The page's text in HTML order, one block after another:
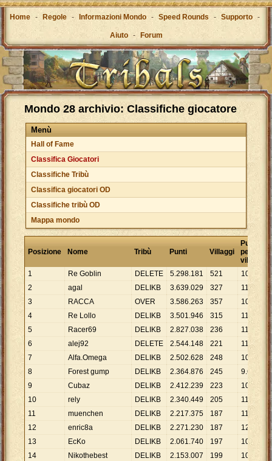
Home - Regole - Informazioni Mondo - Speed Rounds - Supporto -
Aiuto - Forum
Mondo 28 archivio: Classifiche giocatore
Menù
Hall of Fame
Classifica Giocatori
Classifiche Tribù
Classifica giocatori OD
Classifiche tribù OD
Mappa mondo
Posizione Nome Tribù Punti Villaggi
Punti
per
villaggio
1
Re Goblin DELETE 5.298.181 521 10
2
agal DELIKB 3.639.029 327 11 .
3
RACCA OVER 3.586.263 357 10
046
4
Re Lollo DELIKB 3.501.946 315 11 117
5
Racer69 DELIKB 2.827.038 236 11
979
6
alej92 DELETE 2.544.148 221 11 .512
7
Alfa.Omega DELIKB 2.502.628 248 10
091
8
Forest gump DELIKB 2.364.876 245 9.653
9
Cubaz DELIKB 2.412.239 223 10 .817
10
rely DELIKB 2.340.449 205 11
417
11
muenchen DELIKB 2.217.375 187 11
12
enric8a DELIKB 2.271.230 187 12
146
13
EcKo DELIKB 2.061.740 197 10
14
Nikothebest DELIKB 2.153.007 199 10